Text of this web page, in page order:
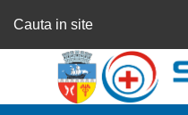
Cauta in site